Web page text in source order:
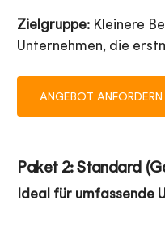
Zielgruppe: Kleinere
Unternehmen, die
ANGEBOT ANFORDERN
Paket 2: Standard
Ideal für umfassende